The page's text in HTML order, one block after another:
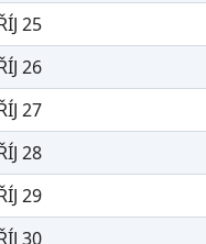
25
26
27
28
29
30